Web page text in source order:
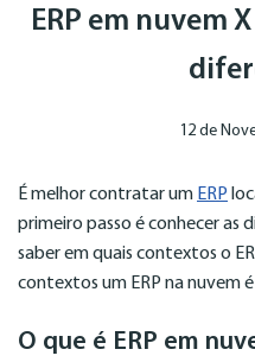
ERP em nuvem
12 de
É melhor contratar um ERP
primeiro passo é conhecer as
saber em quais contextos o
contextos um ERP na nuvem
O que é ERP em